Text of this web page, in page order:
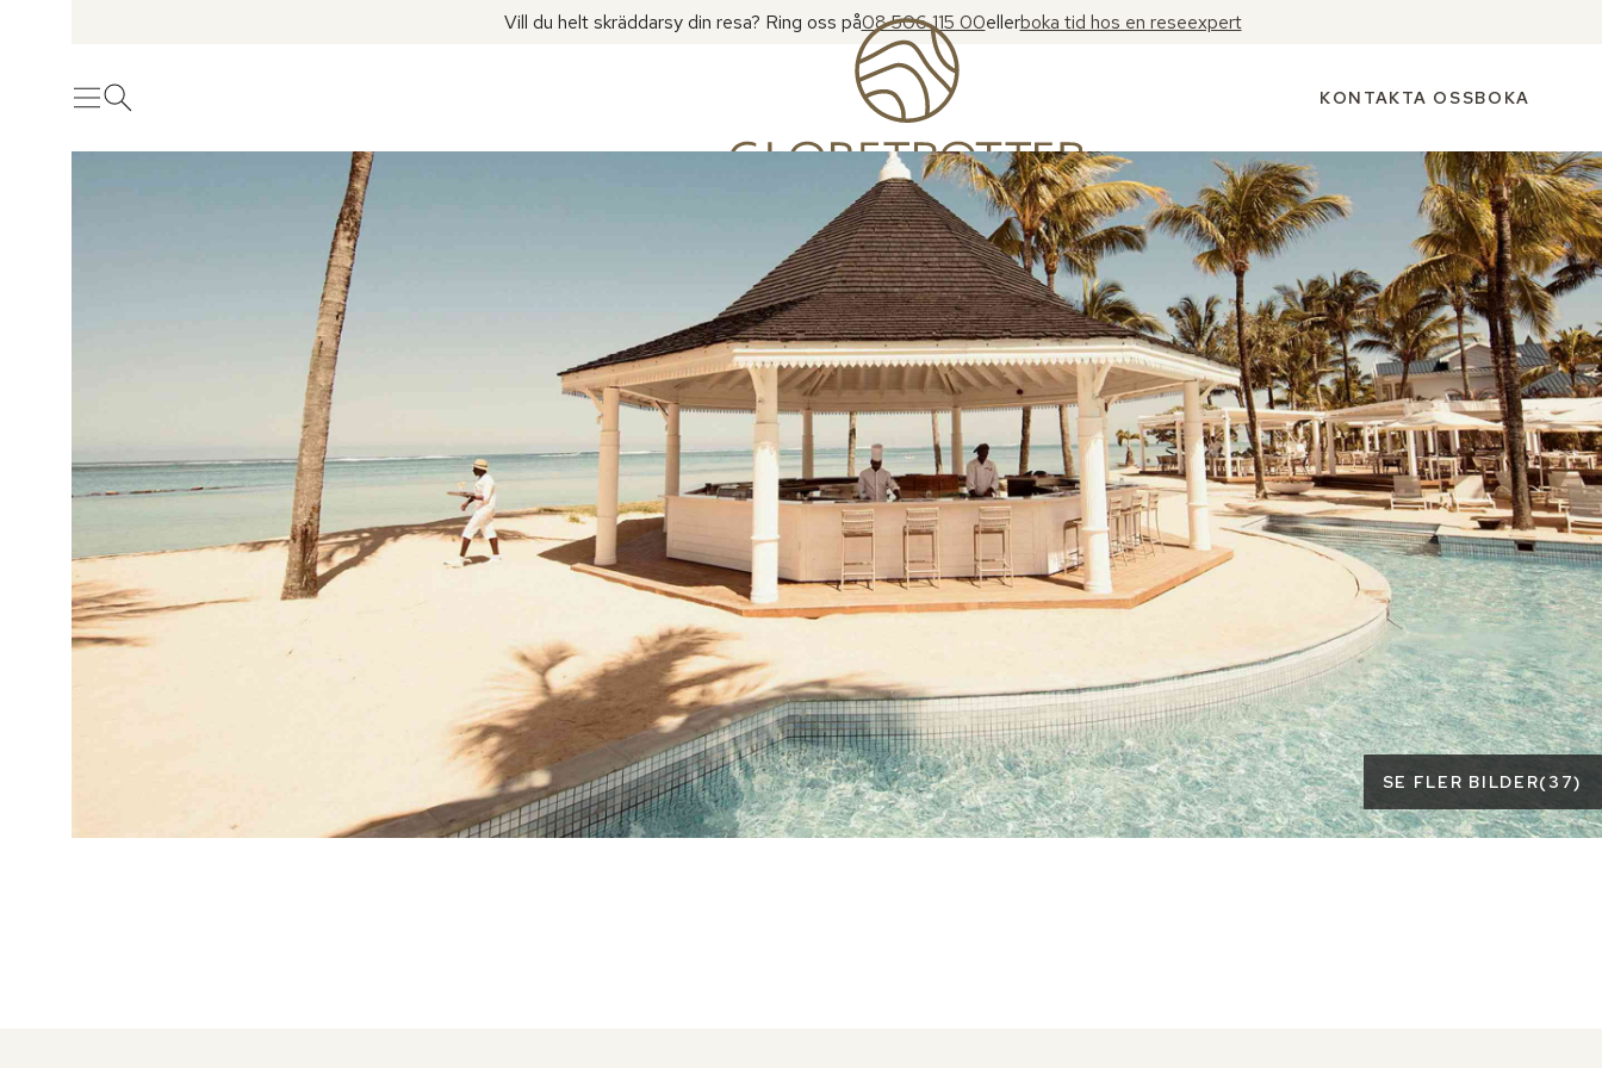
Vill du helt skräddarsy din resa? Ring oss på08 506 115 00ellerboka tid hos en reseexpert
MenyÖppna sök KONTAKTA OSSBOKA
Se fler bilder
SE FLER BILDER( 37)